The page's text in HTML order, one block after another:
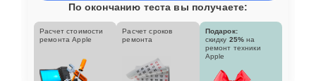
По окончанию теста вы получаете:
Расчет стоимости
ремонта Apple
Расчет сроков
ремонта
Подарок:
скидку 25% на
ремонт техники
Apple